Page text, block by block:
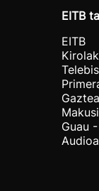
EITB
EITB
Kirolak
Gaztea
Makusi
Guau
Audioa